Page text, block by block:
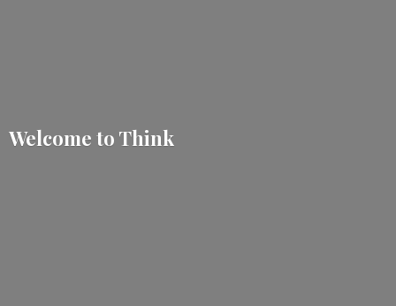
Welcome to Think